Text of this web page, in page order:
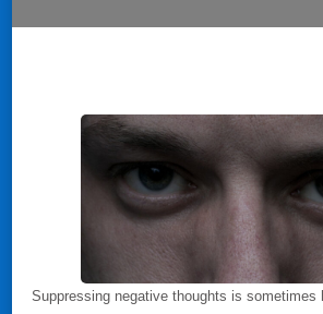
Suppressing negative thoughts is sometimes